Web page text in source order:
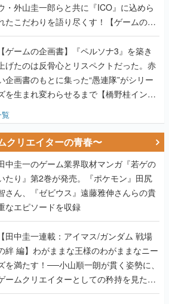
・外山圭一郎らと共に『ICO』に込めら
たこだわりを語り尽くす！【ゲームの企
書】
【ゲームの企画書】『ペルソナ3』を築き
げたのは反骨心とリスペクトだった。赤
企画書のもとに集った“愚連隊”がシリー
を生まれ変わらせるまで【橋野桂インタ
ビュー】
クリエイターの青春〜
中圭一のゲーム業界取材マンガ『若ゲの
たり』第2巻が発売。『ポケモン』田尻
さん、『ゼビウス』遠藤雅伸さんらの貴
なエピソードを収録
【田中圭一連載：アイマス/ガンダム 戦場
絆 編】わがままな王様のわがままなニー
を満たす！──小山順一朗が貫く姿勢に、
ームクリエイターとしての矜持を見た
若ゲのいたり最終回】